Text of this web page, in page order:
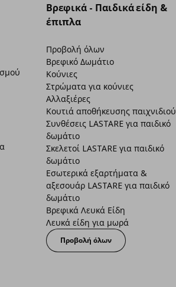
Βρεφικά - Παιδικά είδη &
έπιπλα
Προβολή όλων
Βρεφικό Δωμάτιο
Κούνιες
Στρώματα για κούνιες
Αλλαξιέρες
Κουτιά αποθήκευσης παιχνιδιού
Συνθέσεις LASTARE για παιδικό
δωμάτιο
Σκελετοί LASTARE για παιδικό
δωμάτιο
Εσωτερικά εξαρτήματα &
αξεσουάρ LASTARE για παιδικό
δωμάτιο
Βρεφικά Λευκά Είδη
Λευκά είδη για μωρά
Προβολή όλων